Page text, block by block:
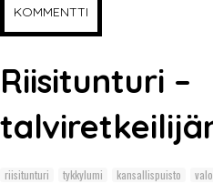
KOMMENTTI
Riisitunturi –
riisitunturi tykkylumi kansallispuisto